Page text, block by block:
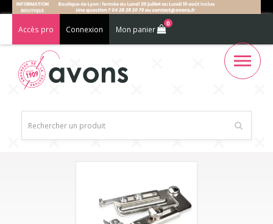
Accès pro Connexion Mon panier
0